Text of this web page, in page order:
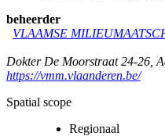
beheerder
VLAAMSE
Dokter De Moorstraat 24-26
https://vmm.vlaanderen.be/
Spatial scope
Regionaal